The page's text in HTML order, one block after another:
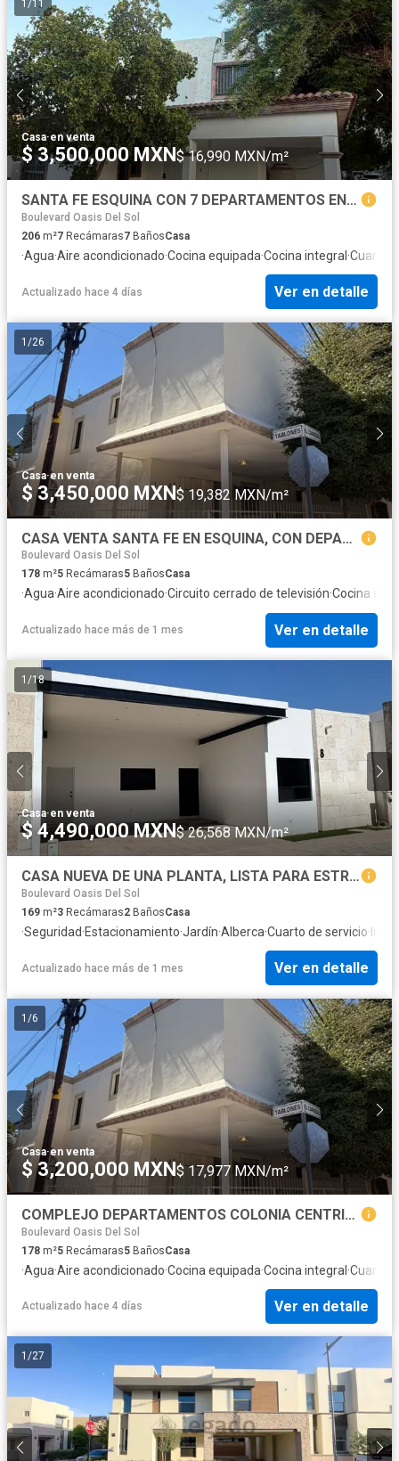
1 /11
Casa·en venta
$ 3,500,000 MXN$ 16,990 MXN/m²
SANTA FE ESQUINA CON 7 DEPARTAMENTOS EN RENTA (BLVD Colosio)
Boulevard Oasis Del Sol
206 m²7 Recámaras7 BañosCasa
·Agua·Aire acondicionado·Cocina equipada·Cocina integral ·Cuarto
Actualizado hace 4 días Ver en detalle
1 /26
Casa·en venta
$ 3,450,000 MXN$ 19,382 MXN/m²
CASA VENTA SANTA FE EN ESQUINA, CON DEPARTAMENTOS LISTOS
Boulevard Oasis Del Sol
178 m²5 Recámaras5 BañosCasa
·Agua·Aire acondicionado·Circuito cerrado de televisión·Cocina
Actualizado hace más de 1 mes Ver en detalle
1 /18
Casa·en venta
$ 4,490,000 MXN$ 26,568 MXN/m²
CASA NUEVA DE UNA PLANTA, LISTA PARA ESTRENAR
Boulevard Oasis Del Sol
169 m²3 Recámaras2 BañosCasa
·Seguridad·Estacionamiento·Jardín·Alberca·Cuarto de servicio·
Actualizado hace más de 1 mes Ver en detalle
1 /6
Casa·en venta
$ 3,200,000 MXN$ 17,977 MXN/m²
COMPLEJO DEPARTAMENTOS COLONIA CENTRICA EN HERMOSILLO
Boulevard Oasis Del Sol
178 m²5 Recámaras5 BañosCasa
·Agua·Aire acondicionado·Cocina equipada·Cocina integral·Cuarto
Actualizado hace 4 días Ver en detalle
1 /27